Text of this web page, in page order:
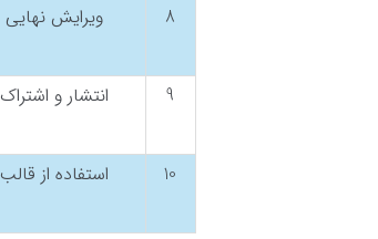
8
ویرایش نهایی
9
انتشار و اشتراک
10
استفاده از قالب